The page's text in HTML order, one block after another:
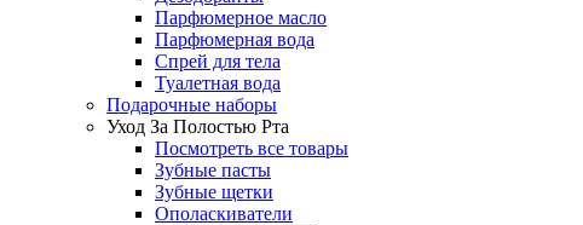
Парфюмерное масло
Парфюмерная вода
Спрей для тела
Туалетная вода
Подарочные наборы
Уход За Полостью Рта
Посмотреть все товары
Зубные пасты
Зубные щетки
Ополаскиватели